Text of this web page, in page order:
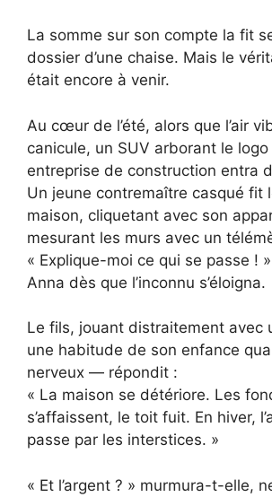
La somme sur son compte la fit
dossier d’une chaise. Mais le
était encore à venir.
Au cœur de l’été, alors que l’air
canicule, un SUV arborant le logo
entreprise de construction entra
Un jeune contremaître casqué fit
maison, cliquetant avec son
mesurant les murs avec un
« Explique-moi ce qui se passe !
Anna dès que l’inconnu s’éloigna.
Le fils, jouant distraitement avec
une habitude de son enfance
nerveux — répondit :
« La maison se détériore. Les
s’affaissent, le toit fuit. En hiver,
passe par les interstices. »
« Et l’argent ? » murmura-t-elle,